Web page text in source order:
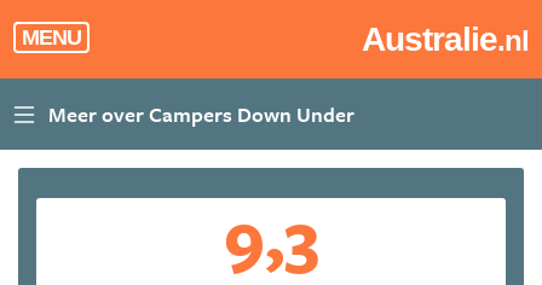
MENU Australie.nl
9,3